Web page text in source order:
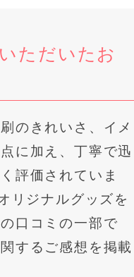
ただいたお
のきれいさ、イメ
に加え、丁寧で迅
評価されていま
リジナルグッズを
口コミの一部で
するご感想を掲載